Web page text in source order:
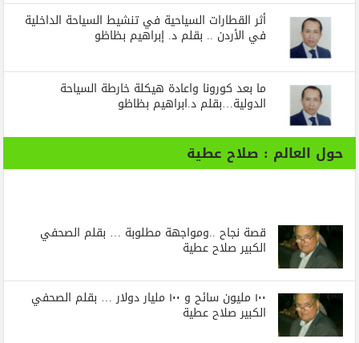
أثر القطارات السياحية في تنشيط السياحة الداخلية
في الأردن .. بقلم د. إبراهيم بظاظو
ما بعد كورونا واعادة هيكلة خارطة السياحة
الدولية…بقلم د.ابراهيم بظاظو
حول العالم : صلاح عطية
قصة نجاح ..ومواجهة مطلوبة … بقلم الصحفي
الكبير صلاح عطية
١٠٠ مليون سائح و ١٠٠ مليار دولار … بقلم الصحفي
الكبير صلاح عطية